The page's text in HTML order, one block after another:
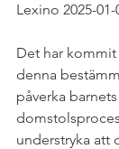
Lexino 2025-
Det har
denna
påverka
understryka att